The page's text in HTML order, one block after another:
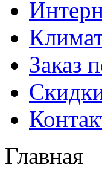
Заказ
Главная